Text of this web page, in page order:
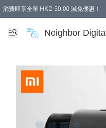
消費即享全單 HKD 50.00 減免優惠！
Neighbor Digital